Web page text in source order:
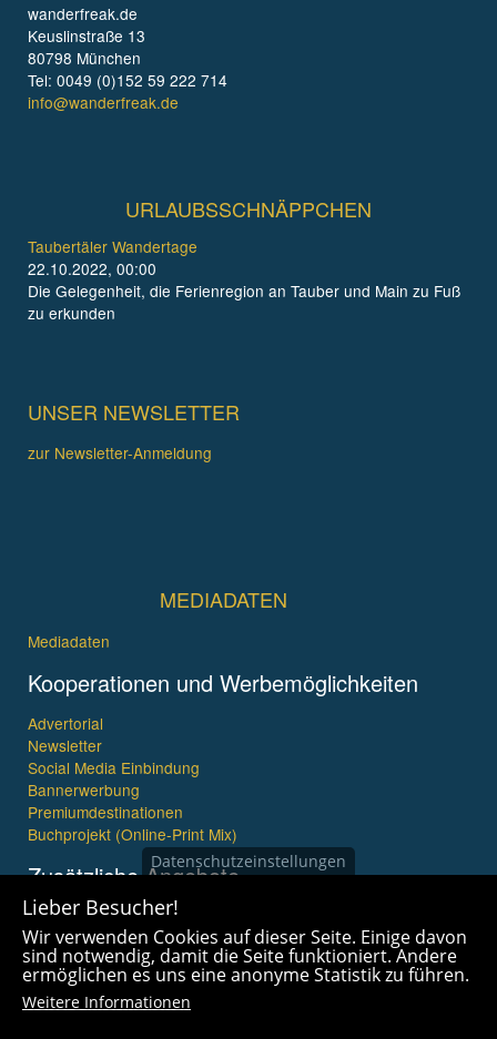
wanderfreak.de
Keuslinstraße 13
80798 München
Tel: 0049 (0)152 59 222 714
info@wanderfreak.de
URLAUBSSCHNÄPPCHEN
Taubertäler Wandertage
22.10.2022, 00:00
Die Gelegenheit, die Ferienregion an Tauber und Main zu Fuß
zu erkunden
UNSER NEWSLETTER
zur Newsletter-Anmeldung
MEDIADATEN
Mediadaten
Kooperationen und Werbemöglichkeiten
Advertorial
Newsletter
Social Media Einbindung
Bannerwerbung
Premiumdestinationen
Buchprojekt (Online-Print Mix)
Zusätzliche Angebote
Imagefilme und mehr
360° x 360° Fotografie
Datenschutzeinstellungen
Lieber Besucher!
Wir verwenden Cookies auf dieser Seite. Einige davon
sind notwendig, damit die Seite funktioniert. Andere
ermöglichen es uns eine anonyme Statistik zu führen.
Weitere Informationen